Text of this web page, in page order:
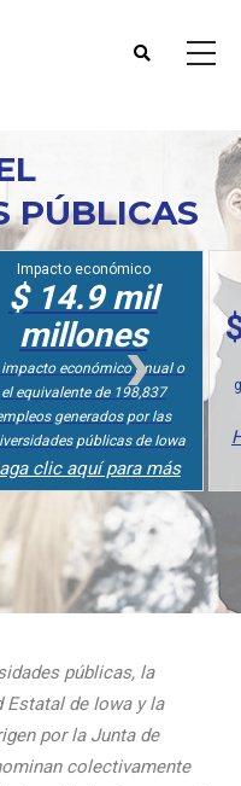
PÚBLICAS
mil
anual o
de 198,837
por las
de Iowa
para más
Análisis
$
en
graduados
Haga clic
públicas, la
Estatal de Iowa y la
por la Junta de
colectivamente